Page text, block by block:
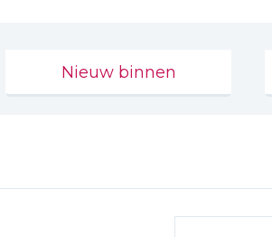
Nieuw binnen